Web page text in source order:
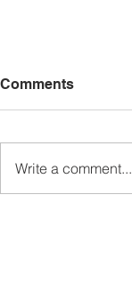
Comments
Write a comment...